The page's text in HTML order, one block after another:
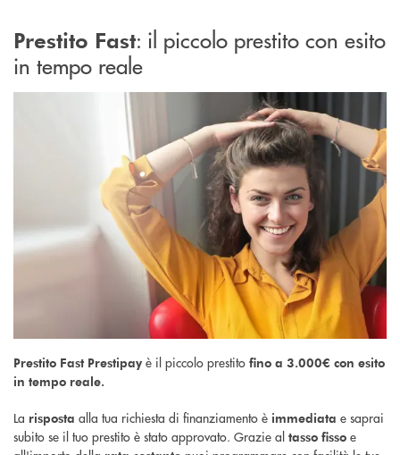
Prestito Fast: il piccolo prestito con esito
in tempo reale
Prestito Fast Prestipay è il piccolo prestito fino a 3.000€ con esito
in tempo reale.
La risposta alla tua richiesta di finanziamento è immediata e saprai
subito se il tuo prestito è stato approvato. Grazie al tasso fisso e